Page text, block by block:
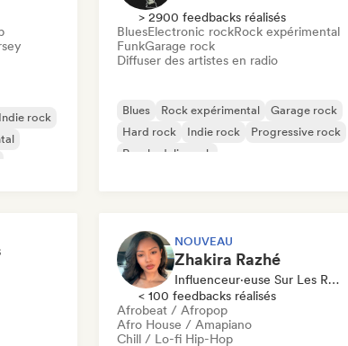
Indie rock
> 2900 feedbacks réalisés
BluesElectronic rockRock expérimental
FunkGarage rock
Diffuser des artistes en radio
Blues Rock expérimental
Garage rock
Hard rock
Indie rock
Progressive rock
Psychedelic rock
NOUVEAU
Zhakira Razhé
Influenceur·euse Sur Les Réseaux Sociaux
< 100 feedbacks réalisés
Afrobeat / Afropop
Afro House / Amapiano
Chill / Lo-fi Hip-Hop